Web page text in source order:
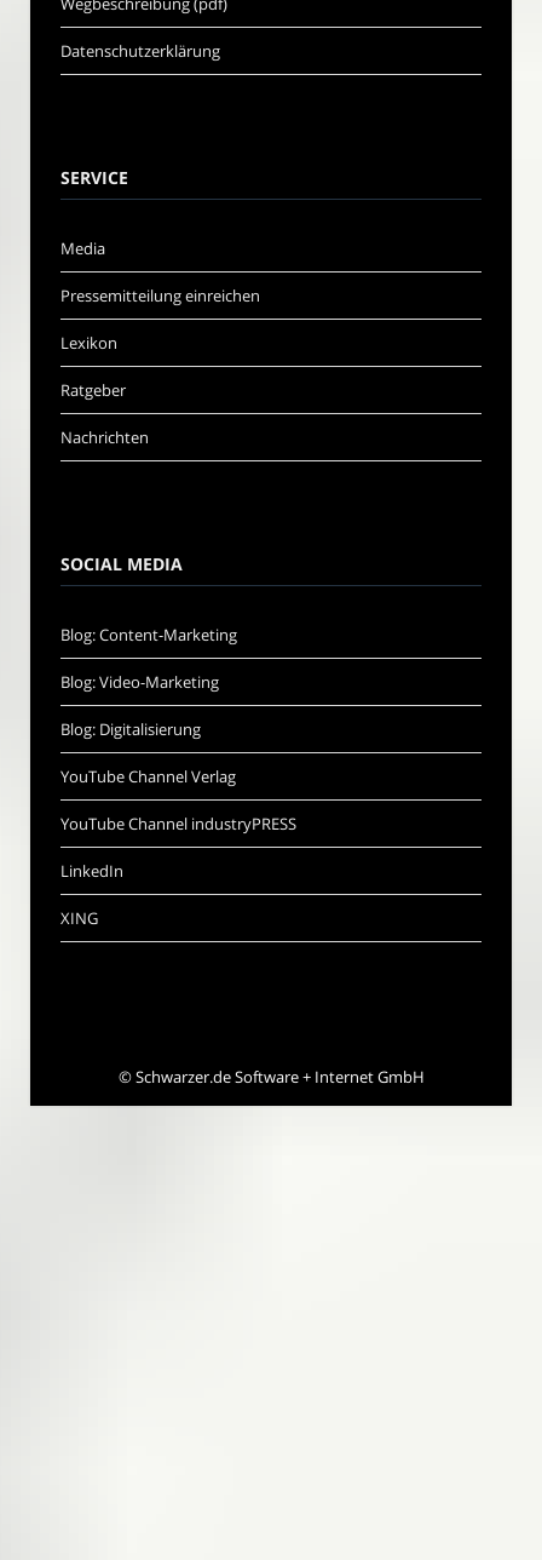
Datenschutzerklärung
SERVICE
Media
Pressemitteilung einreichen
Lexikon
Ratgeber
Nachrichten
SOCIAL MEDIA
Blog: Content-Marketing
Blog: Video-Marketing
Blog: Digitalisierung
YouTube Channel Verlag
YouTube Channel industryPRESS
LinkedIn
XING
©Schwarzer.de Software + Internet GmbH